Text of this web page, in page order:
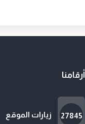
أرقامنا
27845 زيارات الموقع